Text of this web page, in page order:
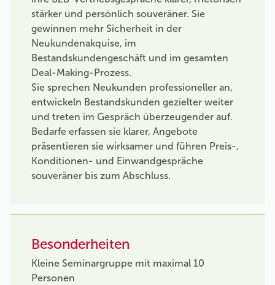
stärker und persönlich souveräner. Sie
gewinnen mehr Sicherheit in der
Neukundenakquise, im
Bestandskundengeschäft und im gesamten
Deal-Making-Prozess.
Sie sprechen Neukunden professioneller an,
entwickeln Bestandskunden gezielter weiter
und treten im Gespräch überzeugender auf.
Bedarfe erfassen sie klarer, Angebote
präsentieren sie wirksamer und führen Preis-,
Konditionen- und Einwandgespräche
souveräner bis zum Abschluss.
Besonderheiten
Kleine Seminargruppe mit maximal 10
Personen